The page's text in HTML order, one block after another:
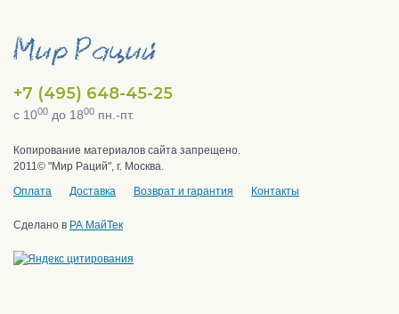
+7 (495) 648-45-25
с 1000 до 1800 пн.-пт.
Копирование материалов сайта запрещено.
2011© "Мир Раций", г. Москва.
Оплата
Доставка Возврат и гарантия Контакты
Сделано в РА МайТек